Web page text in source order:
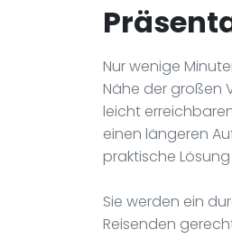
Nur wenige
Nähe der großen
leicht
einen längeren
praktische
Sie werden ein
Reisenden